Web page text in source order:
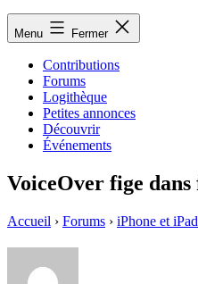
Menu Fermer
Contributions
Forums
Logithèque
Petites annonces
Découvrir
Événements
VoiceOver fige dans
Accueil › Forums › iPhone et iPad